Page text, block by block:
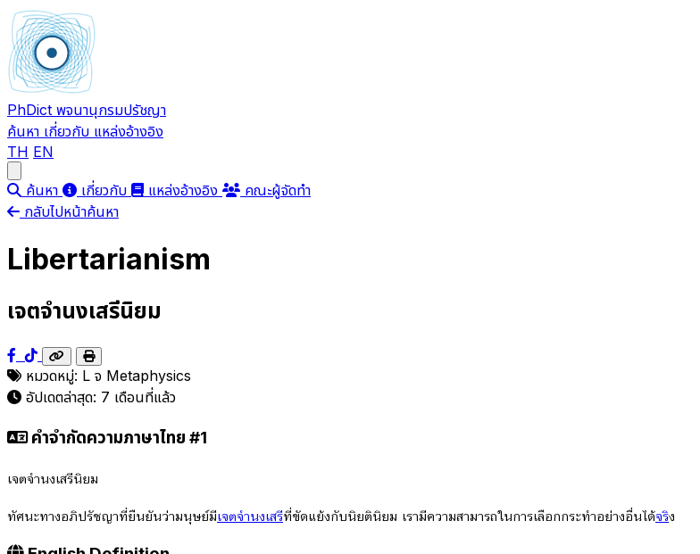
PhDict พจนานุกรมปรัชญา
ค้นหา เกี่ยวกับ แหล่งอ้างอิง
TH EN
ค้นหา เกี่ยวกับ แหล่งอ้างอิง
คณะผู้จัดทำ
กลับไปหน้าค้นหา
Libertarianism
เจตจำนงเสรีนิยม
หมวดหมู่: L จ Metaphysics
อัปเดตล่าสุด: 7 เดือนที่แล้ว
คำจำกัดความภาษาไทย #1
เจตจำนงเสรีนิยม
ทัศนะทางอภิปรัชญาที่ยืนยันว่ามนุษย์มีเจตจำนงเสรีที่ขัดแย้งกับนิยตินิยม เรามีความสามารถในการเลือกกระทำอย่างอื่นได้จริง